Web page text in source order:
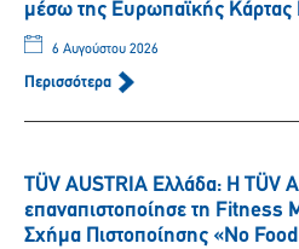
μέσω της Ευρωπαϊκής
6 Αυγούστου 2026
Περισσότερα
TÜV AUSTRIA Ελλάδα: Η TÜV
επαναπιστοποίησε τη Fitness
Σχήμα Πιστοποίησης «No